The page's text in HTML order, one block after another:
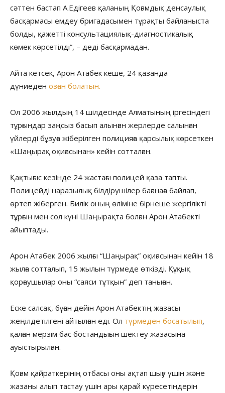
сәттен бастап А.Едігеев қаланың Қоғамдық денсаулық
басқармасы емдеу бригадасымен тұрақты байланыста
болды, қажетті консультациялық-диагностикалық
көмек көрсетілді”, – деді басқармадан.
Айта кетсек, Арон Атабек кеше, 24 қазанда
дүниеден озған болатын.
Ол 2006 жылдың 14 шілдесінде Алматының іргесіндегі
тұрғындар заңсыз басып алынған жерлерде салынған
үйлерді бұзуға жіберілген полицияға қарсылық көрсеткен
«Шаңырақ оқиғасынан» кейін сотталған.
Қақтығыс кезінде 24 жастағы полицей қаза тапты.
Полицейді наразылық білдірушілер бағанаға байлап,
өртеп жіберген. Билік оның өліміне бірнеше жергілікті
тұрғын мен сол күні Шаңырақта болған Арон Атабекті
айыптады.
Арон Атабек 2006 жылғы “Шаңырақ” оқиғасынан кейін 18
жылға сотталып, 15 жылын түрмеде өткізді. Құқық
қорғаушылар оны “саяси тұтқын” деп таныған.
Еске салсақ, бұған дейін Арон Атабектің жазасы
жеңілдетілгені айтылған еді. Ол түрмеден босатылып,
қалған мерзім бас бостандығын шектеу жазасына
ауыстырылған.
Қоғам қайраткерінің отбасы оны ақтап шығу үшін және
жазаны алып тастау үшін ары қарай күресетіндерін